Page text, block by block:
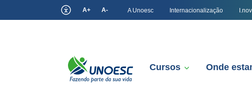
A+ A- A Unoesc Internacionalização
Cursos Onde